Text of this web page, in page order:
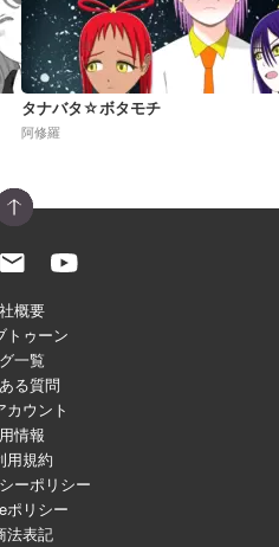
タナバタ☆ボタモチ
阿修羅
概要
トゥーン
一覧
る質問
カウント
情報
用規約
ーポリシー
ポリシー
法表記